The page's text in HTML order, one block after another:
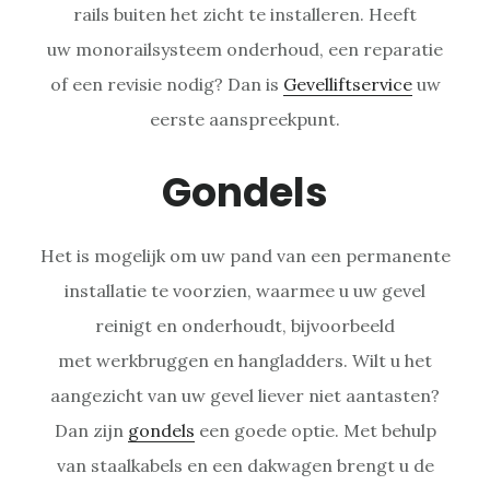
rails buiten het zicht te installeren. Heeft
uw monorailsysteem onderhoud, een reparatie
of een revisie nodig? Dan is Gevelliftserviceuw
eerste aanspreekpunt.
Gondels
Het is mogelijk om uw pand van een permanente
installatie te voorzien, waarmee u uw gevel
reinigt en onderhoudt, bijvoorbeeld
met werkbruggen en hangladders. Wilt u het
aangezicht van uw gevel liever niet aantasten?
Dan zijn gondels een goede optie. Met behulp
van staalkabels en een dakwagen brengt u de